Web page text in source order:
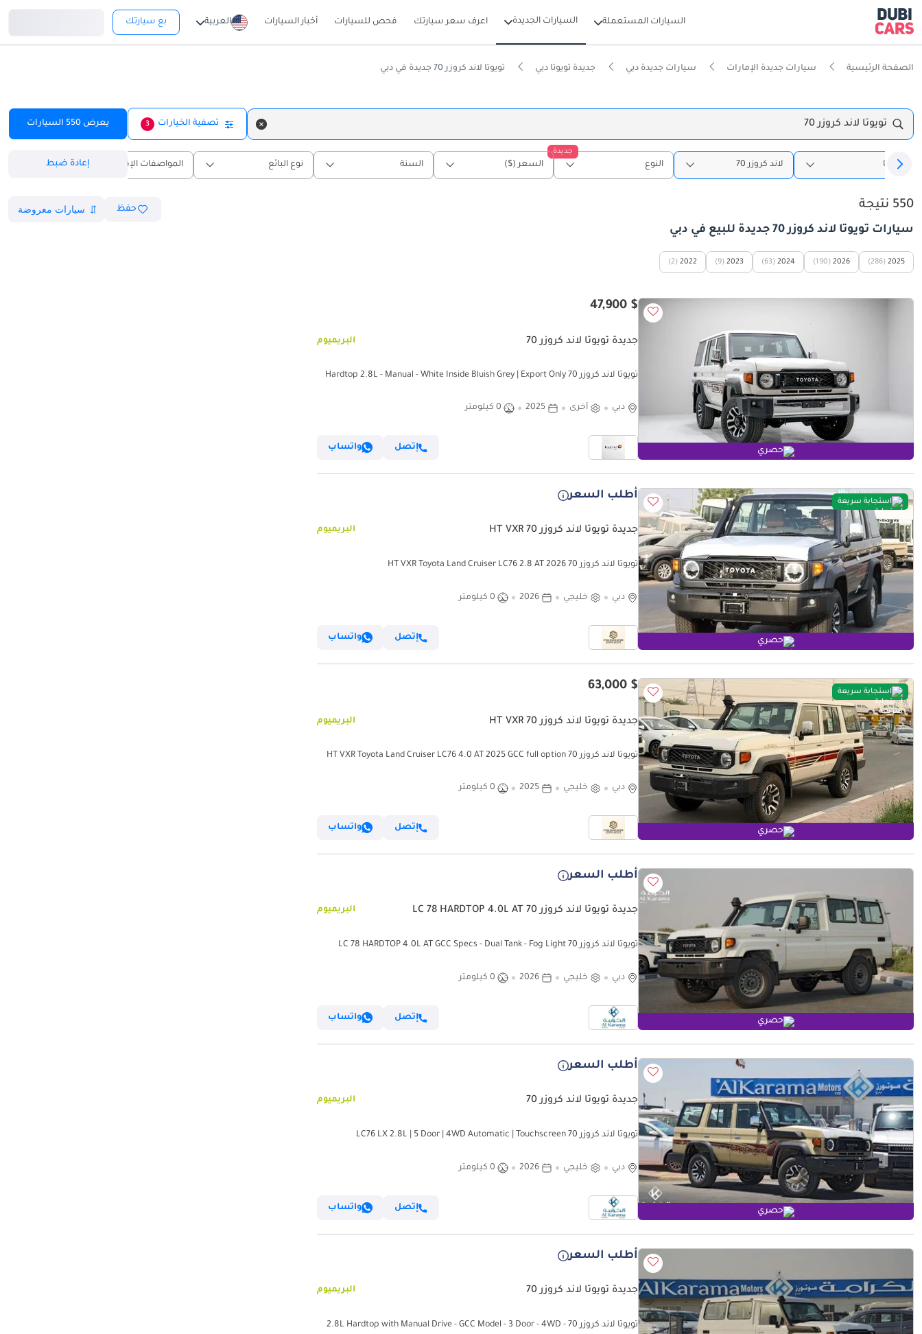
السيارات المستعملة السيارات الجديدة اعرف سعر سيارتك فحص للسيارات أخبار السيارات العربية بع سيارتك
الصفحة الرئيسية سيارات جديدة الإمارات سيارات جديدة دبي جديدة تويوتا دبي تويوتا لاند كروزر 70 جديدة في دبي
تويوتا لاند كروزر 70 تصفية الخيارات 3 يعرض 550 السيارات
تويوتا لاند كروزر 70
جديدة
النوع السعر ($) السنة نوع البائع المواصفات الإقليمية إعادة ضبط
550 نتيجة حفظ
سيارات تويوتا لاند كروزر 70 جديدة للبيع في دبي
2025
(286)
2026
(190)
2024
(63)
2023
(9)
2022
(2)
حصري
$ 47,900
جديدة تويوتا لاند كروزر 70 البريميوم
تويوتا لاند كروزر 70 Hardtop 2.8L - Manual - White Inside Bluish Grey | Export Only
دبي أخرى 2025 0 كيلومتر
إتصل واتساب
استجابة سريعة
حصري
أطلب السعر
جديدة تويوتا لاند كروزر 70 HT VXR البريميوم
تويوتا لاند كروزر 70 HT VXR Toyota Land Cruiser LC76 2.8 AT 2026
دبي خليجي 2026 0 كيلومتر
إتصل واتساب
استجابة سريعة
حصري
$ 63,000
جديدة تويوتا لاند كروزر 70 HT VXR البريميوم
تويوتا لاند كروزر 70 HT VXR Toyota Land Cruiser LC76 4.0 AT 2025 GCC full option
دبي خليجي 2025 0 كيلومتر
إتصل واتساب
حصري
أطلب السعر
جديدة تويوتا لاند كروزر 70 LC 78 HARDTOP 4.0L AT البريميوم
تويوتا لاند كروزر 70 LC 78 HARDTOP 4.0L AT GCC Specs - Dual Tank - Fog Light
دبي خليجي 2026 0 كيلومتر
إتصل واتساب
حصري
أطلب السعر
جديدة تويوتا لاند كروزر 70 البريميوم
تويوتا لاند كروزر 70 LC76 LX 2.8L | 5 Door | 4WD Automatic | Touchscreen
دبي خليجي 2026 0 كيلومتر
إتصل واتساب
أطلب السعر
جديدة تويوتا لاند كروزر 70 البريميوم
تويوتا لاند كروزر 70 2.8L Hardtop with Manual Drive - GCC Model - 3 Door - 4WD -